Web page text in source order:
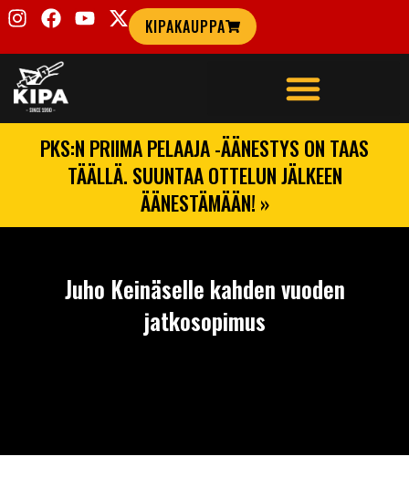
KIPAKAUPPA
PKS:N PRIIMA PELAAJA -ÄÄNESTYS ON TAAS
TÄÄLLÄ. SUUNTAA OTTELUN JÄLKEEN
ÄÄNESTÄMÄÄN! »
Juho Keinäselle kahden vuoden
jatkosopimus